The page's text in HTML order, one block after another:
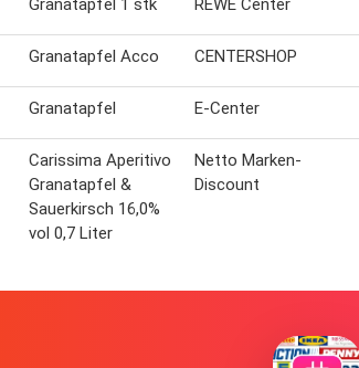
Granatapfel 1 stk REWE Center
Granatapfel Acco CENTERSHOP
Granatapfel E-Center
Carissima Aperitivo
Granatapfel &
Sauerkirsch 16,0%
vol 0,7 Liter
Netto Marken-
Discount